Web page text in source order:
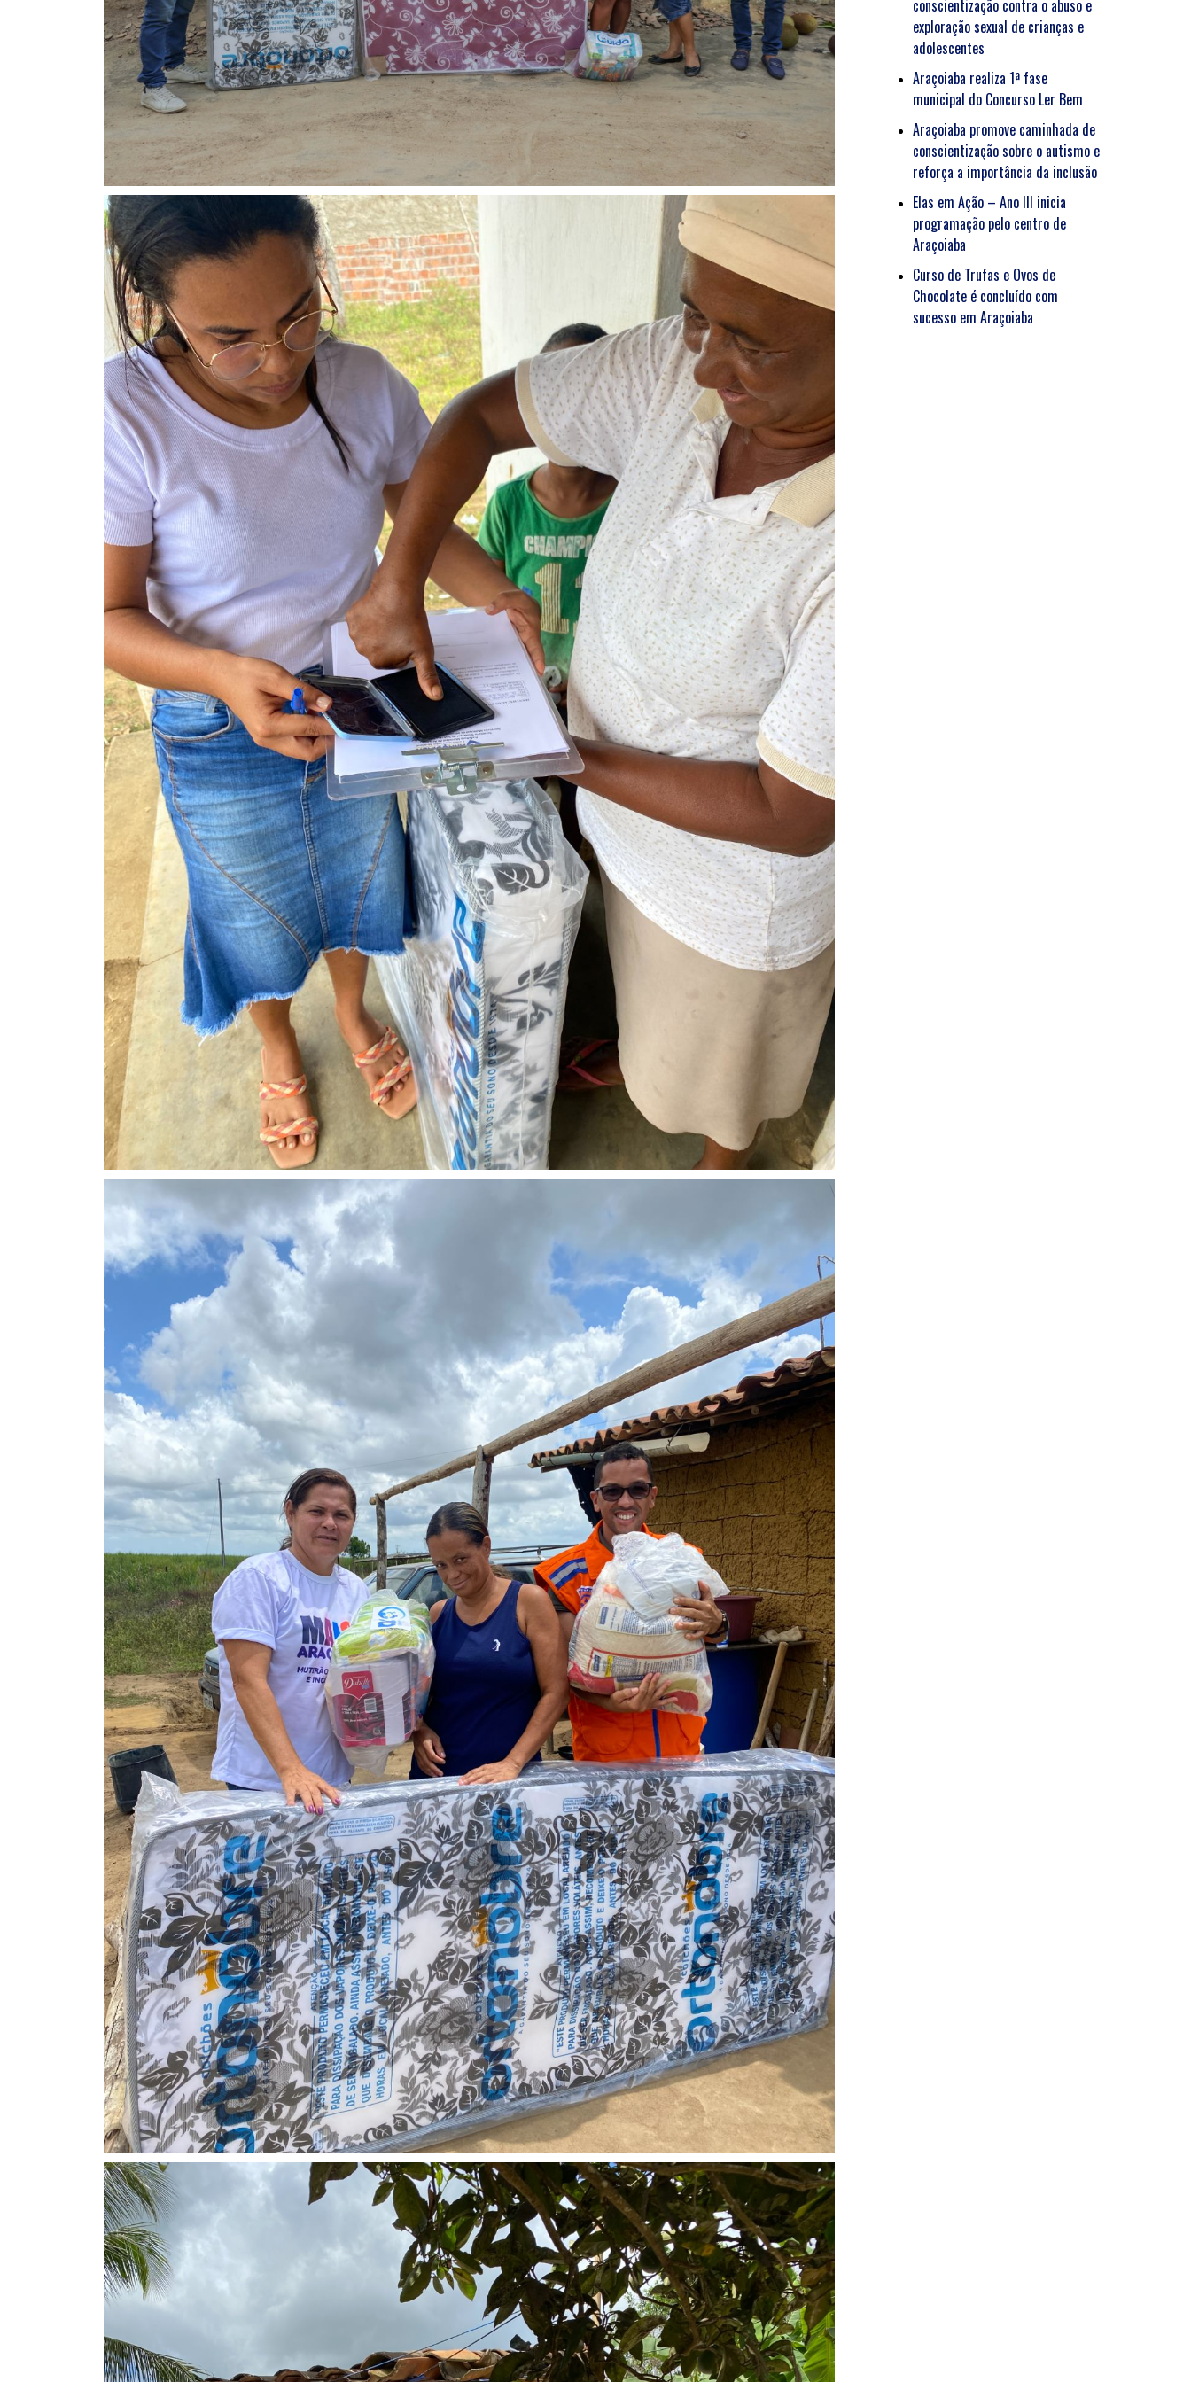
conscientização contra o abuso e
exploração sexual de crianças e
adolescentes
Araçoiaba realiza 1ª fase
municipal do Concurso Ler Bem
Araçoiaba promove caminhada de
conscientização sobre o autismo e
reforça a importância da inclusão
Elas em Ação – Ano III inicia
programação pelo centro de
Araçoiaba
Curso de Trufas e Ovos de
Chocolate é concluído com
sucesso em Araçoiaba